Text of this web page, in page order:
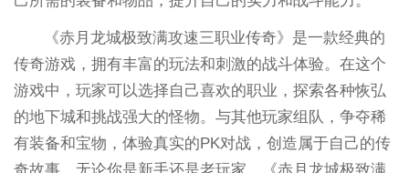
《赤月龙城极致满攻速三职业传奇》是一款经典的
传奇游戏，拥有丰富的玩法和刺激的战斗体验。在这个
游戏中，玩家可以选择自己喜欢的职业，探索各种恢弘
的地下城和挑战强大的怪物。与其他玩家组队，争夺稀
有装备和宝物，体验真实的PK对战，创造属于自己的传